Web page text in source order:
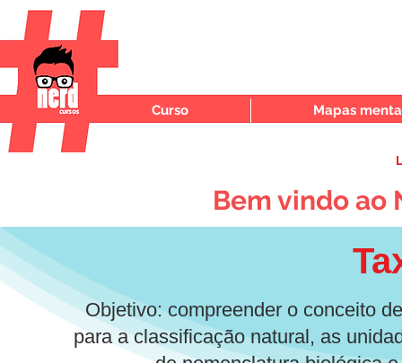
Curso Mapas
Bem vindo ao
Objetivo: compreender o conceito
para a classificação natural, as